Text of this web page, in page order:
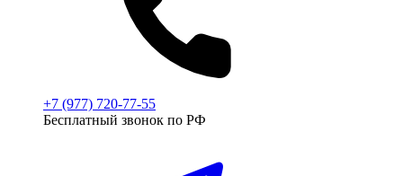
+7 (977) 720-77-55
Бесплатный звонок по РФ